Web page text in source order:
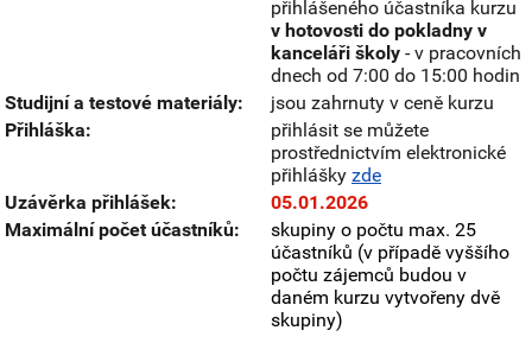
přihlášeného účastníka kurzu
v hotovosti do pokladny v
kanceláři školy - v pracovních
dnech od 7:00 do 15:00 hodin
Studijní a testové materiály:
jsou zahrnuty v ceně kurzu
Přihláška:
přihlásit se můžete
prostřednictvím elektronické
přihlášky zde
Uzávěrka přihlášek:
05.01.2026
Maximální počet účastníků:
skupiny o počtu max. 25
účastníků (v případě vyššího
počtu zájemců budou v
daném kurzu vytvořeny dvě
skupiny)